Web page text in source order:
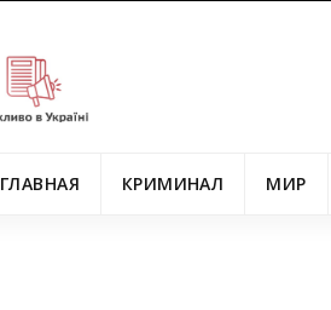
ГЛАВНАЯ КРИМИНАЛ МИР